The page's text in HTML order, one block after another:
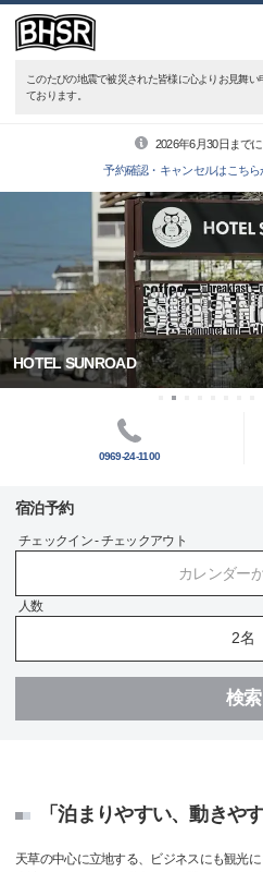
このたびの地震で被災された皆様に心よりお見舞い
ております。
2026年6月30日まで
予約確認・キャンセルはこちら
HOTEL SUNROAD
0969-24-1100
宿泊予約
チェックイン - チェックアウト
カレンダー
人数
検索
「泊まりやすい、動きや
天草の中心に立地する、ビジネスにも観光